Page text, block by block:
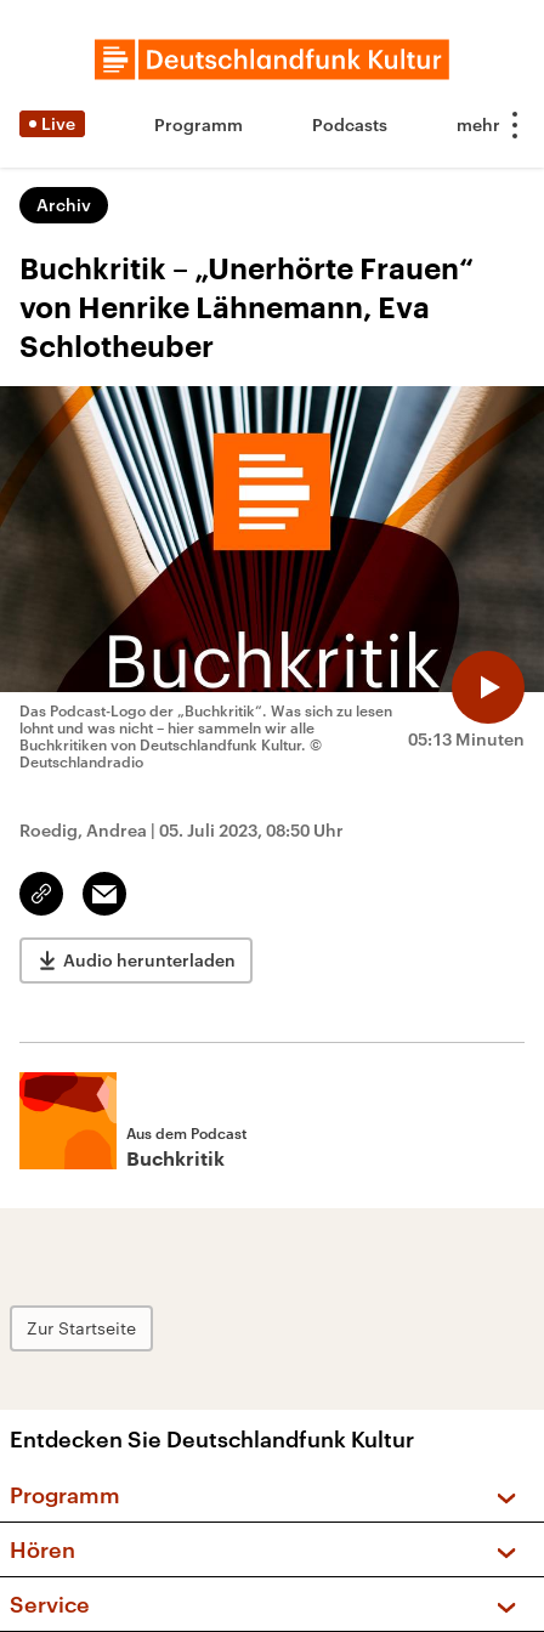
Live Programm Podcasts
Archiv
Buchkritik – „Unerhörte Frauen“
von Henrike Lähnemann, Eva
Schlotheuber
05:13 Minuten
Das Podcast-Logo der „Buchkritik“. Was sich zu lesen
lohnt und was nicht – hier sammeln wir alle
Buchkritiken von Deutschlandfunk Kultur. ©
Deutschlandradio
Roedig, Andrea | 05. Juli 2023, 08:50 Uhr
Link
kopieren/teilen
Email
Audio herunterladen
Aus dem Podcast
Buchkritik
Zur Startseite
Entdecken Sie Deutschlandfunk Kultur
Programm
Sendungen und Podcasts
Musikliste
Hören
Service